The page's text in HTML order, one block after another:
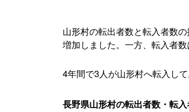
山形村の転出者数と転入者数
増加しました。一方、転入者
4年間で3人が山形村へ転入し
長野県山形村の転出者数・転